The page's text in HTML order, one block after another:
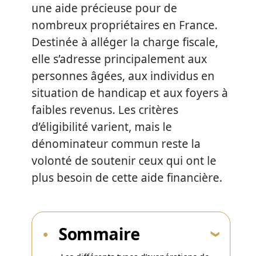
une aide précieuse pour de
nombreux propriétaires en France.
Destinée à alléger la charge fiscale,
elle s’adresse principalement aux
personnes âgées, aux individus en
situation de handicap et aux foyers à
faibles revenus. Les critères
d’éligibilité varient, mais le
dénominateur commun reste la
volonté de soutenir ceux qui ont le
plus besoin de cette aide financière.
Sommaire